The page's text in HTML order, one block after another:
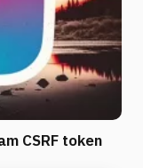
CSRF token